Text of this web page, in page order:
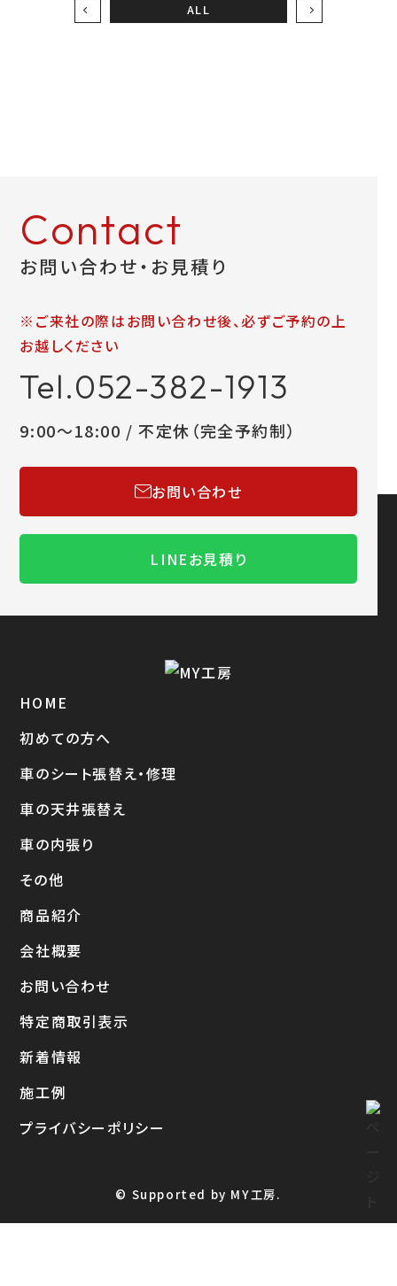
ALL
Contact
お問い合わせ・お見積り
※ご来社の際はお問い合わせ後、必ずご予約の上
お越しください
Tel.052-382-1913
9:00～18:00 / 不定休（完全予約制）
お問い合わせ
LINEお見積り
HOME
初めての方へ
車のシート張替え・修理
車の天井張替え
車の内張り
その他
商品紹介
会社概要
お問い合わせ
特定商取引表示
新着情報
施工例
プライバシーポリシー
© Supported by MY工房.